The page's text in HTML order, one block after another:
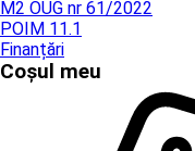
M2 OUG nr 61/2022
POIM 11.1
Finanțări
Coșul meu